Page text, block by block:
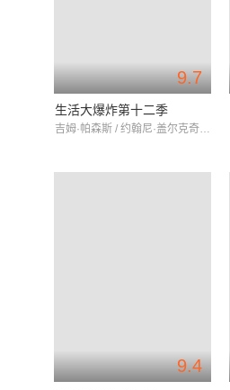
9.7
生活大爆炸第十二季
吉姆·帕森斯 / 约翰尼·盖尔克奇 / 凯莉·库柯
9.4